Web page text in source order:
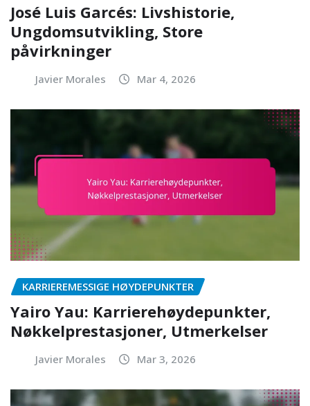
José Luis Garcés: Livshistorie,
Ungdomsutvikling, Store
påvirkninger
Javier Morales Mar 4, 2026
KARRIEREMESSIGE HØYDEPUNKTER
Yairo Yau: Karrierehøydepunkter,
Nøkkelprestasjoner, Utmerkelser
Javier Morales Mar 3, 2026